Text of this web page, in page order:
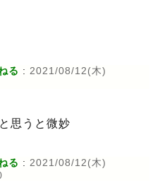
る : 2021/08/12(木)
思うと微妙
る : 2021/08/12(木)